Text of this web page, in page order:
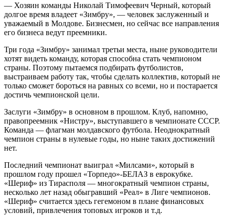
— Хозяин команды Николай Тимофеевич Черный, который
долгое время владеет «Зимбру», — человек заслуженный и
уважаемый в Молдове. Бизнесмен, но сейчас все направления
его бизнеса ведут преемники.
Три года «Зимбру» занимал третьи места, ныне руководители
хотят видеть команду, которая способна стать чемпионом
страны. Поэтому пытаемся подбирать футболистов,
выстраиваем работу так, чтобы сделать коллектив, который не
только сможет бороться на равных со всеми, но и постарается
достичь чемпионской цели.
Заслуги «Зимбру» в основном в прошлом. Клуб, напомню,
правопреемник «Нистру», выступавшего в чемпионате СССР.
Команда — флагман молдавского футбола. Неоднократный
чемпион страны в нулевые годы, но ныне таких достижений
нет.
Последний чемпионат выиграл «Милсами», который в
прошлом году прошел «Торпедо»-БЕЛАЗ в еврокубке.
«Шериф» из Тирасполя — многократный чемпион страны,
несколько лет назад обыгравший «Реал» в Лиге чемпионов.
«Шериф» считается здесь гегемоном в плане финансовых
условий, привлечения топовых игроков и т.д.